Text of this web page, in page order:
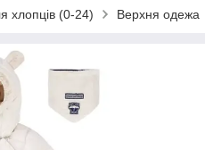
хлопців (0-24) Верхня одежа